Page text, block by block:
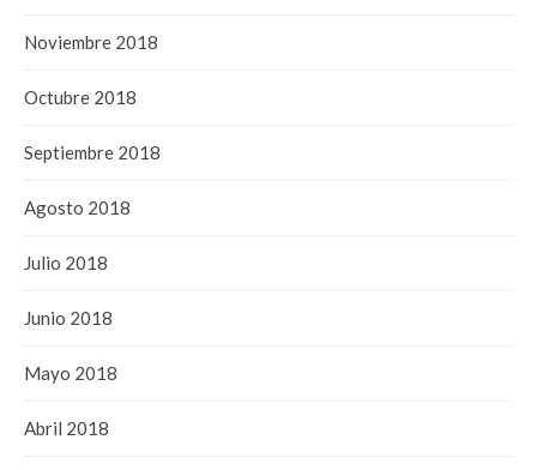
Noviembre 2018
Octubre 2018
Septiembre 2018
Agosto 2018
Julio 2018
Junio 2018
Mayo 2018
Abril 2018